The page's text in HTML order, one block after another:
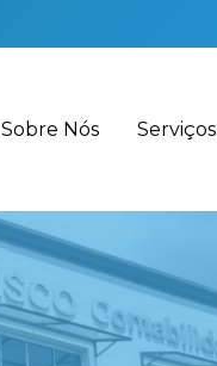
Sobre Nós Serviços